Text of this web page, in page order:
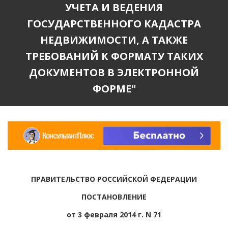
УЧЕТА И ВЕДЕНИЯ
ГОСУДАРСТВЕННОГО КАДАСТРА
НЕДВИЖИМОСТИ, А ТАКЖЕ
ТРЕБОВАНИЙ К ФОРМАТУ ТАКИХ
ДОКУМЕНТОВ В ЭЛЕКТРОННОЙ
ФОРМЕ"
ПРАВИТЕЛЬСТВО РОССИЙСКОЙ ФЕДЕРАЦИИ
ПОСТАНОВЛЕНИЕ
от 3 февраля 2014 г. N 71